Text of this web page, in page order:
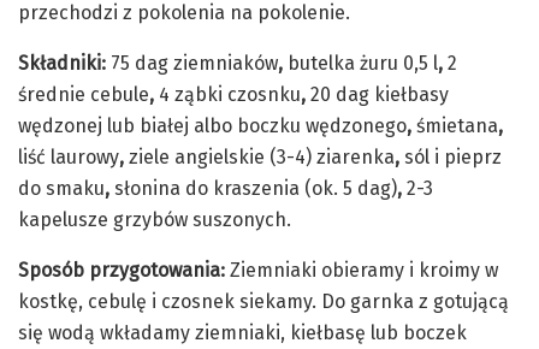
przechodzi z pokolenia na pokolenie.
Składniki: 75 dag ziemniaków, butelka żuru 0,5 l, 2
średnie cebule, 4 ząbki czosnku, 20 dag kiełbasy
wędzonej lub białej albo boczku wędzonego, śmietana,
liść laurowy, ziele angielskie (3-4) ziarenka, sól i pieprz
do smaku, słonina do kraszenia (ok. 5 dag), 2-3
kapelusze grzybów suszonych.
Sposób przygotowania: Ziemniaki obieramy i kroimy w
kostkę, cebulę i czosnek siekamy. Do garnka z gotującą
się wodą wkładamy ziemniaki, kiełbasę lub boczek